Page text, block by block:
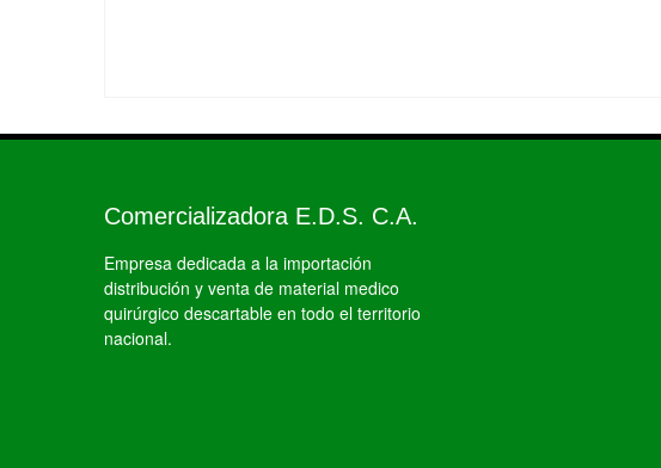
Comercializadora E.D.S. C.A.
Empresa dedicada a la importación
distribución y venta de material medico
quirúrgico descartable en todo el territorio
nacional.